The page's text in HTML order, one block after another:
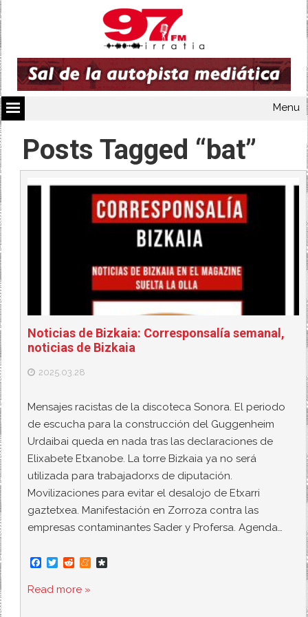
Menu
Posts Tagged “bat”
Noticias de Bizkaia: Corresponsalía semanal,
noticias de Bizkaia
2025.03.28
Mensajes racistas de la discoteca Sonora. El periodo
de escucha para la construcción del Guggenheim
Urdaibai queda en nada tras las declaraciones de
Elixabete Etxanobe. La torre Bizkaia ya no será
utilizada para trabajadorxs de diputación.
Movilizaciones para evitar el desalojo de Etxarri
gaztetxea. Manifestación en Zorroza contra las
empresas contaminantes Sader y Profersa. Agenda…
F
c
e
T
i
t
R
d
d
M
Read more »